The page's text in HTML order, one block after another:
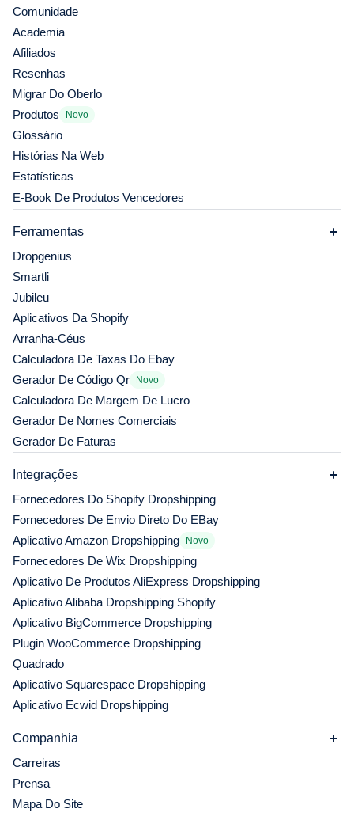
Comunidade
Academia
Afiliados
Resenhas
Migrar Do Oberlo
Produtos
Novo
Glossário
Histórias Na Web
Estatísticas
E-Book De Produtos Vencedores
Ferramentas
Dropgenius
Smartli
Jubileu
Aplicativos Da Shopify
Arranha-Céus
Calculadora De Taxas Do Ebay
Gerador De Código Qr
Novo
Calculadora De Margem De Lucro
Gerador De Nomes Comerciais
Gerador De Faturas
Integrações
Fornecedores Do Shopify Dropshipping
Fornecedores De Envio Direto Do EBay
Aplicativo Amazon Dropshipping
Novo
Fornecedores De Wix Dropshipping
Aplicativo De Produtos AliExpress Dropshipping
Aplicativo Alibaba Dropshipping Shopify
Aplicativo BigCommerce Dropshipping
Plugin WooCommerce Dropshipping
Quadrado
Aplicativo Squarespace Dropshipping
Aplicativo Ecwid Dropshipping
Companhia
Carreiras
Prensa
Mapa Do Site